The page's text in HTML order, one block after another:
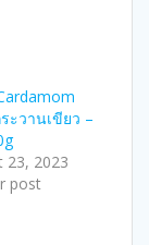
ะวานเขียว –
23, 2023
post